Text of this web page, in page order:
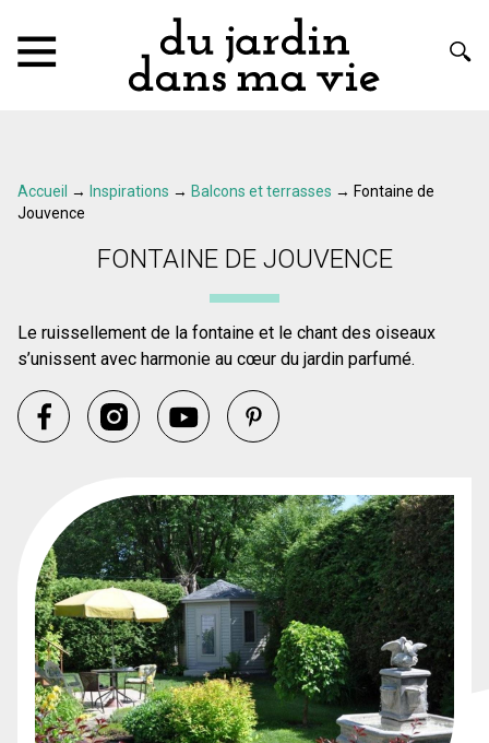
Accueil → Inspirations → Balcons et terrasses → Fontaine de
Jouvence
FONTAINE DE JOUVENCE
Le ruissellement de la fontaine et le chant des oiseaux
s’unissent avec harmonie au cœur du jardin parfumé.